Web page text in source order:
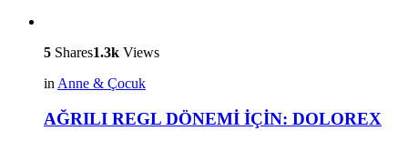
5 Shares1.3k Views
in Anne & Çocuk
AĞRILI REGL DÖNEMİ İÇİN: DOLOREX